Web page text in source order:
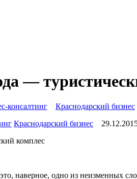
—
консалтинг
Краснодарский бизнес
Краснодарский бизнес
наверное, одно из неизменных